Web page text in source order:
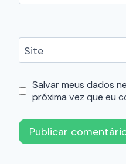
Site
Salvar meus dados
próxima vez que eu